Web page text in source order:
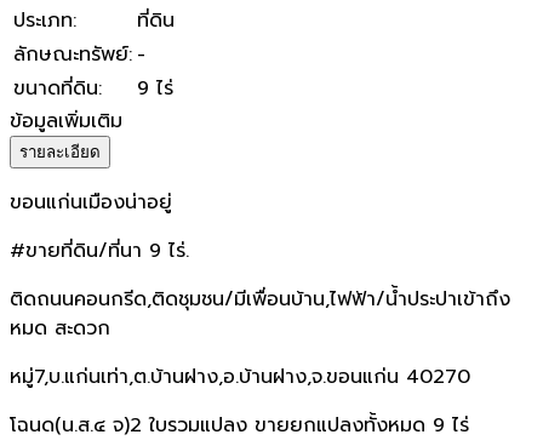
ประเภท:
ที่ดิน
ลักษณะทรัพย์: -
ขนาดที่ดิน:
9 ไร่
ข้อมูลเพิ่มเติม
รายละเอียด
ขอนแก่นเมืองน่าอยู่
#ขายที่ดิน/ที่นา 9 ไร่.
ติดถนนคอนกรีด,ติดชุมชน/มีเพื่อนบ้าน,ไฟฟ้า/น้ำประปาเข้าถึง
หมด สะดวก
หมู่7,บ.แก่นเท่า,ต.บ้านฝาง,อ.บ้านฝาง,จ.ขอนแก่น 40270
โฉนด(น.ส.๔ จ)2 ใบรวมแปลง ขายยกแปลงทั้งหมด 9 ไร่